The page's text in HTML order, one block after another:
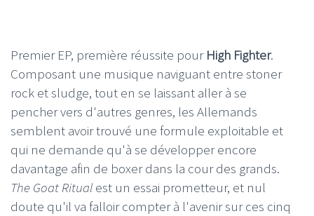
Premier EP, première réussite pour High Fighter.
Composant une musique naviguant entre stoner
rock et sludge, tout en se laissant aller à se
pencher vers d'autres genres, les Allemands
semblent avoir trouvé une formule exploitable et
qui ne demande qu'à se développer encore
davantage afin de boxer dans la cour des grands.
The Goat Ritualest un essai prometteur, et nul
doute qu'il va falloir compter à l'avenir sur ces cinq